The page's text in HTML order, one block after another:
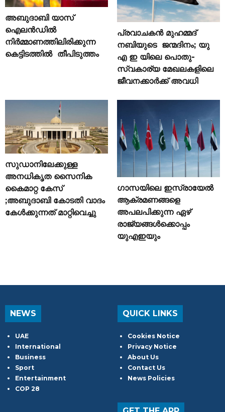
അബുദാബി യാസ്
ഐലൻഡിൽ
നിർമ്മാണത്തിലിരിക്കുന്ന
കെട്ടിടത്തിൽ തീപിടുത്തം
പ്രവാചകൻ മുഹമ്മദ്
നബിയുടെ ജന്മദിനം; യു
എ ഇ യിലെ പൊതു-
സ്വകാര്യ മേഖലകളിലെ
ജീവനക്കാർക്ക് അവധി
സുഡാനിലേക്കുള്ള
അനധികൃത സൈനിക
കൈമാറ്റ കേസ്
;അബുദാബി കോടതി വാദം
കേൾക്കുന്നത് മാറ്റിവെച്ചു
ഗാസയിലെ ഇസ്രായേൽ
ആക്രമണങ്ങളെ
അപലപിക്കുന്ന ഏഴ്
രാജ്യങ്ങൾക്കൊപ്പം
യുഎഇയും
NEWS
UAE
International
Business
Sport
Entertainment
COP 28
QUICK LINKS
Cookies Notice
Privacy Notice
About Us
Contact Us
News Policies